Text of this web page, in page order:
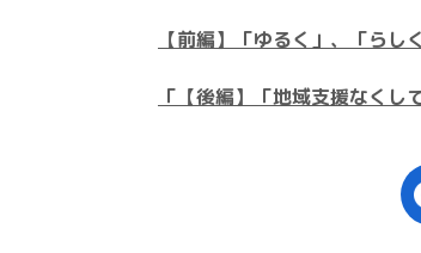
【前編】「ゆるく」、「ら
「【後編】「地域支援なく